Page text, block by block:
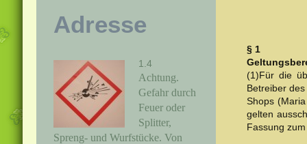
§ 1
(1)Für die
Betreiber des
Shops
gelten
Fassung
Adresse
1.4
Achtung.
Gefahr durch
Feuer oder
Splitter,
Spreng- und Wurfstücke. Von